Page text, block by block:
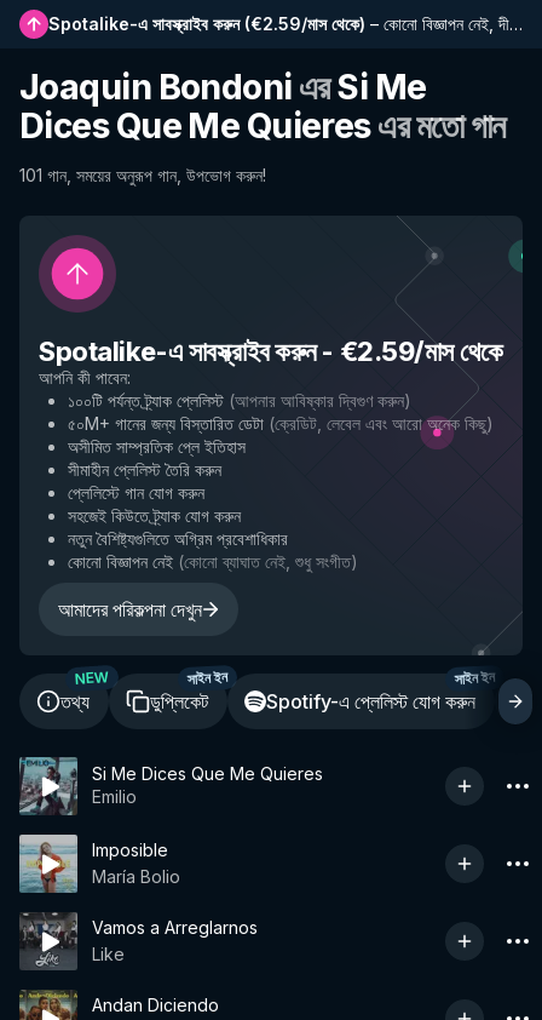
Spotalike-এ সাবস্ক্রাইব করুন(€2.59/মাস থেকে) – কোনো বিজ্ঞাপন নেই, দীর্ঘতর প্লেলিস্ট, সম্পূর্ণ ইতিহাস এবং নতুন বৈশিষ্ট্যে প্রাথমিক প্রবেশাধিকার
Joaquin Bondoni এরSi Me
Dices Que Me Quieresএর মতো গান
101 গান, সময়ের অনুরূপ গান, উপভোগ করুন!
Spotalike-এ সাবস্ক্রাইব করুন- €2.59/মাস থেকে
আপনি কী পাবেন:
১০০টি পর্যন্ত ট্র্যাক প্লেলিস্ট (আপনার আবিষ্কার দ্বিগুণ করুন)
৫০M+ গানের জন্য বিস্তারিত ডেটা (ক্রেডিট, লেবেল এবং আরো অনেক কিছু)
অসীমিত সাম্প্রতিক প্লে ইতিহাস
সীমাহীন প্লেলিস্ট তৈরি করুন
প্লেলিস্টে গান যোগ করুন
সহজেই কিউতে ট্র্যাক যোগ করুন
নতুন বৈশিষ্ট্যগুলিতে অগ্রিম প্রবেশাধিকার
কোনো বিজ্ঞাপন নেই (কোনো ব্যাঘাত নেই, শুধু সংগীত)
আমাদের পরিকল্পনা দেখুন
তথ্য
NEW
ডুপ্লিকেট
সাইন ইন
Spotify-এ প্লেলিস্ট যোগ করুন
সাইন ইন
Si Me Dices Que Me Quieres
Emilio
Imposible
María Bolio
Vamos a Arreglarnos
Like
Andan Diciendo